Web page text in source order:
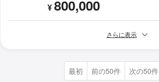
¥800,000
さらに表示
最初 前の50件 次の50件